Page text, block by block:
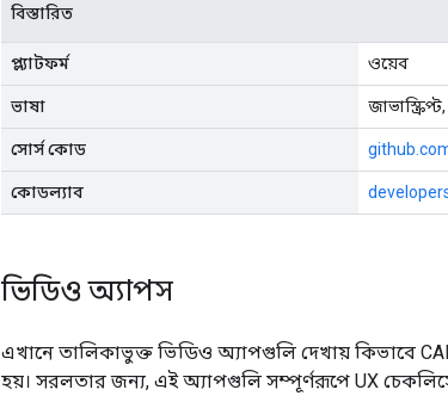
বিস্তারিত
প্ল্যাটফর্ম ওয়েব
ভাষা
সোর্স কোড
কোডল্যাব
ভিডিও অ্যাপস
এখানে তালিকাভুক্ত ভিডিও অ্যাপগুলি দেখায় কিভাবে
হয়। সরলতার জন্য, এই অ্যাপগুলি সম্পূর্ণরূপে UX